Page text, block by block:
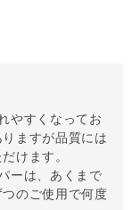
倍
ありますので、愛
じて給与量を調整
が必要です。
やすくなってお
ますが品質には
けます。
ーは、あくまで
のご使用で何度